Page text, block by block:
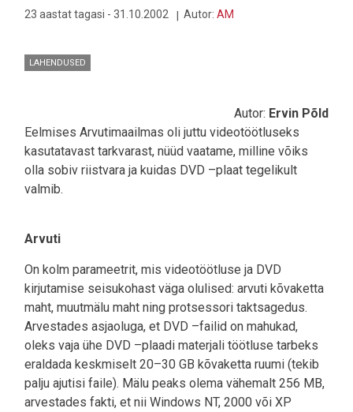
23 aastat tagasi - 31.10.2002 Autor: AM
LAHENDUSED
Autor: Ervin Põld
Eelmises Arvutimaailmas oli juttu videotöötluseks
kasutatavast tarkvarast, nüüd vaatame, milline võiks
olla sobiv riistvara ja kuidas DVD –plaat tegelikult
valmib.
Arvuti
On kolm parameetrit, mis videotöötluse ja DVD
kirjutamise seisukohast väga olulised: arvuti kõvaketta
maht, muutmälu maht ning protsessori taktsagedus.
Arvestades asjaoluga, et DVD –failid on mahukad,
oleks vaja ühe DVD –plaadi materjali töötluse tarbeks
eraldada keskmiselt 20–30 GB kõvaketta ruumi (tekib
palju ajutisi faile). Mälu peaks olema vähemalt 256 MB,
arvestades fakti, et nii Windows NT, 2000 või XP